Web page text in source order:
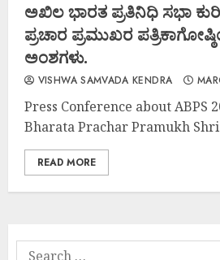
ಅಖಿಲ ಭಾರತ ಪ್ರತಿನಿಧಿ ಸಭಾ
ಪ್ರಚಾರ ಪ್ರಮುಖರ
ಅಂಶಗಳು.
VISHWA SAMVADA KENDRA
Press Conference about ABPS
Bharata Prachar Pramukh
READ MORE
Search